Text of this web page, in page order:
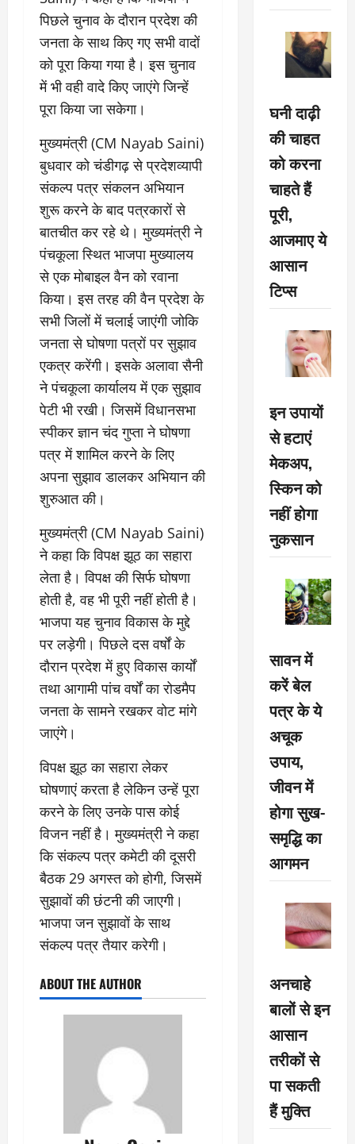
पिछले चुनाव के दौरान प्रदेश की
जनता के साथ किए गए सभी वादों
को पूरा किया गया है। इस चुनाव
में भी वही वादे किए जाएंगे जिन्हें
पूरा किया जा सकेगा।
मुख्यमंत्री (CM Nayab Saini)
बुधवार को चंडीगढ़ से प्रदेशव्यापी
संकल्प पत्र संकलन अभियान
शुरू करने के बाद पत्रकारों से
बातचीत कर रहे थे। मुख्यमंत्री ने
पंचकूला स्थित भाजपा मुख्यालय
से एक मोबाइल वैन को रवाना
किया। इस तरह की वैन प्रदेश के
सभी जिलों में चलाई जाएंगी जोकि
जनता से घोषणा पत्रों पर सुझाव
एकत्र करेंगी। इसके अलावा सैनी
ने पंचकूला कार्यालय में एक सुझाव
पेटी भी रखी। जिसमें विधानसभा
स्पीकर ज्ञान चंद गुप्ता ने घोषणा
पत्र में शामिल करने के लिए
अपना सुझाव डालकर अभियान की
शुरुआत की।
मुख्यमंत्री (CM Nayab Saini)
ने कहा कि विपक्ष झूठ का सहारा
लेता है। विपक्ष की सिर्फ घोषणा
होती है, वह भी पूरी नहीं होती है।
भाजपा यह चुनाव विकास के मुद्दे
पर लड़ेगी। पिछले दस वर्षों के
दौरान प्रदेश में हुए विकास कार्यों
तथा आगामी पांच वर्षों का रोडमैप
जनता के सामने रखकर वोट मांगे
जाएंगे।
विपक्ष झूठ का सहारा लेकर
घोषणाएं करता है लेकिन उन्हें पूरा
करने के लिए उनके पास कोई
विजन नहीं है। मुख्यमंत्री ने कहा
कि संकल्प पत्र कमेटी की दूसरी
बैठक 29 अगस्त को होगी, जिसमें
सुझावों की छंटनी की जाएगी।
भाजपा जन सुझावों के साथ
संकल्प पत्र तैयार करेगी।
ABOUT THE AUTHOR
घनी दाढ़ी
की चाहत
को करना
चाहते हैं
पूरी,
आजमाए ये
आसान
टिप्स
इन उपायों
से हटाएं
मेकअप,
स्किन को
नहीं होगा
नुकसान
सावन में
करें बेल
पत्र के ये
अचूक
उपाय,
जीवन में
होगा सुख-
समृद्धि का
आगमन
अनचाहे
बालों से इन
आसान
तरीकों से
पा सकती
हैं मुक्ति